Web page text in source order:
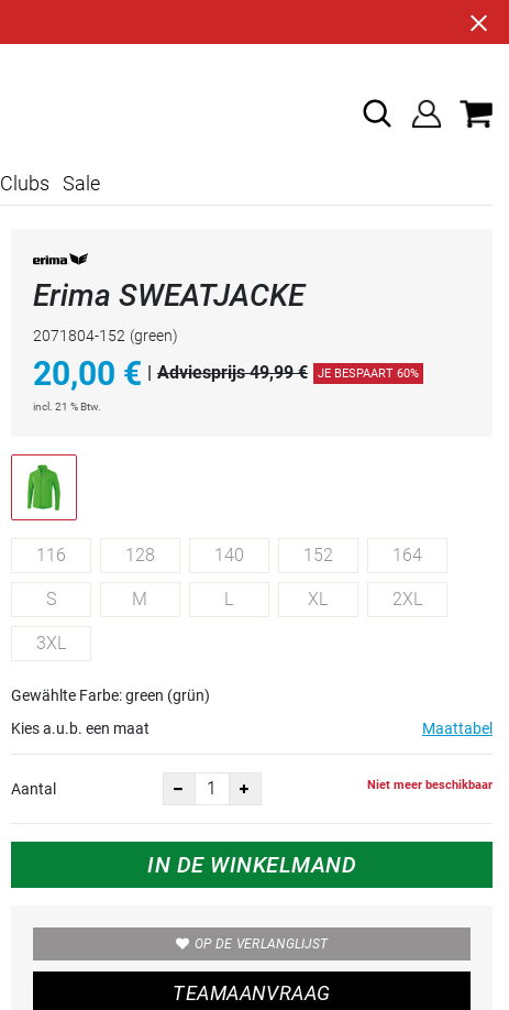
Clubs Sale
Erima SWEATJACKE
2071804-152 (green)
20,00 € Adviesprijs 49,99 € JE BESPAART 60%
incl. 21 % Btw.
116 128 140 152 164
S M L XL 2XL
3XL
Gewählte Farbe: green (grün)
Kies a.u.b. een maat
Maattabel
Aantal Niet meer beschikbaar
IN DE WINKELMAND
OP DE VERLANGLIJST
TEAMAANVRAAG